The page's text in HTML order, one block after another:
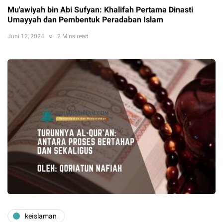
Mu'awiyah bin Abi Sufyan: Khalifah Pertama Dinasti
Umayyah dan Pembentuk Peradaban Islam
Juni 12, 2024 2 Mins read
keislaman